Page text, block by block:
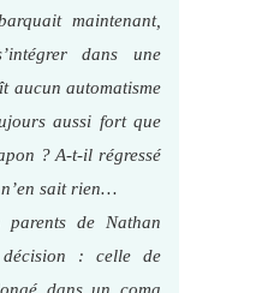
maintenant,
dans une
aucun automatisme
aussi fort que
? A-t-il régressé
n’en sait rien…
parents de Nathan
: celle de
dans un coma